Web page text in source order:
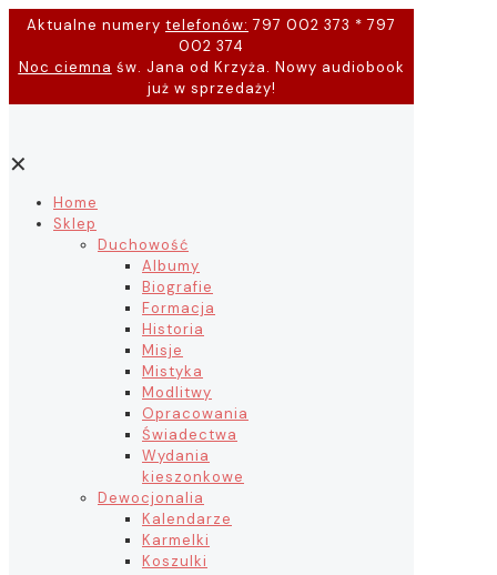
Aktualne numery telefonów: 797 002 373 * 797
002 374
Noc ciemna św. Jana od Krzyża. Nowy audiobook
już w sprzedaży!
✕
Home
Sklep
Duchowość
Albumy
Biografie
Formacja
Historia
Misje
Mistyka
Modlitwy
Opracowania
Świadectwa
Wydania
kieszonkowe
Dewocjonalia
Kalendarze
Karmelki
Koszulki